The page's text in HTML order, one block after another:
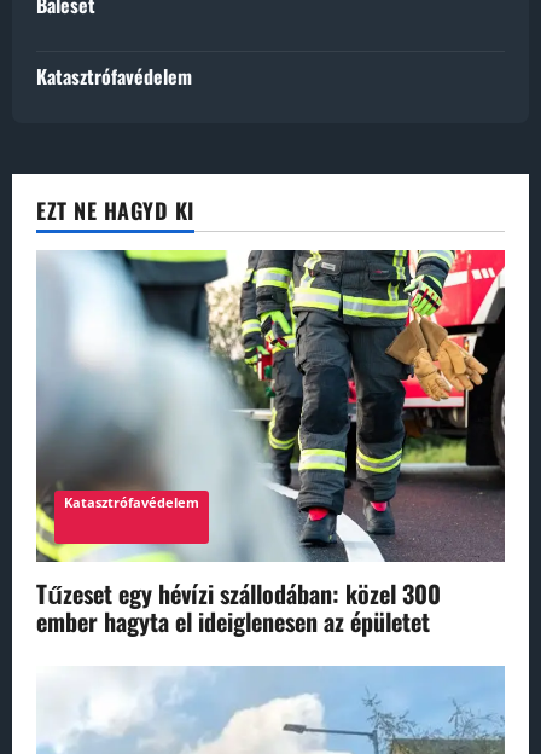
Katasztrófavédelem
EZT NE HAGYD KI
Katasztrófavédelem
Tűzeset egy hévízi szállodában: közel 300
ember hagyta el ideiglenesen az épületet